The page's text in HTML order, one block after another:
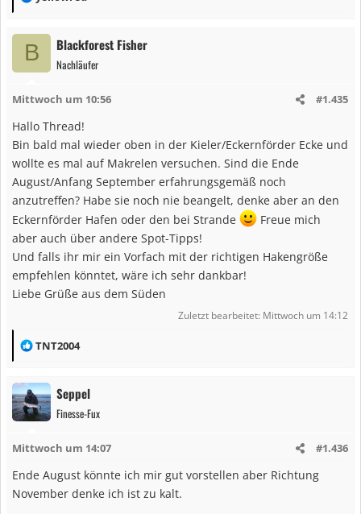
a
k
o
e
B Blackforest Fisher
Nachläufer
Mittwoch um 10:56 #1.435
Hallo Thread!
Bin bald mal wieder oben in der Kieler/Eckernförder Ecke und
wollte es mal auf Makrelen versuchen. Sind die Ende
August/Anfang September erfahrungsgemäß noch
anzutreffen? Habe sie noch nie beangelt, denke aber an den
Eckernförder Hafen oder den bei Strande
Freue mich
aber auch über andere Spot-Tipps!
Und falls ihr mir ein Vorfach mit der richtigen Hakengröße
empfehlen könntet, wäre ich sehr dankbar!
Liebe Grüße aus dem Süden
Zuletzt bearbeitet: Mittwoch um 14:12
R
a
k
t
o
TNT2004
Seppel
Finesse-Fux
Mittwoch um 14:07 #1.436
Ende August könnte ich mir gut vorstellen aber Richtung
November denke ich ist zu kalt.